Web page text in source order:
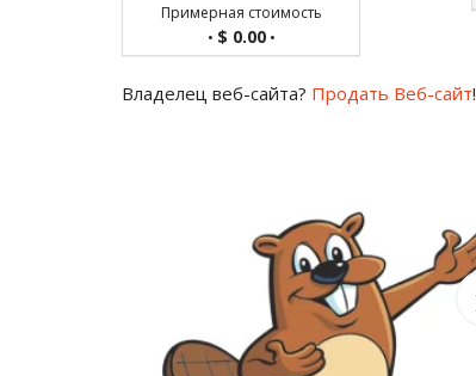
Примерная стоимость
• $ 0.00•
Владелец веб-сайта? Продать Веб-сайт!